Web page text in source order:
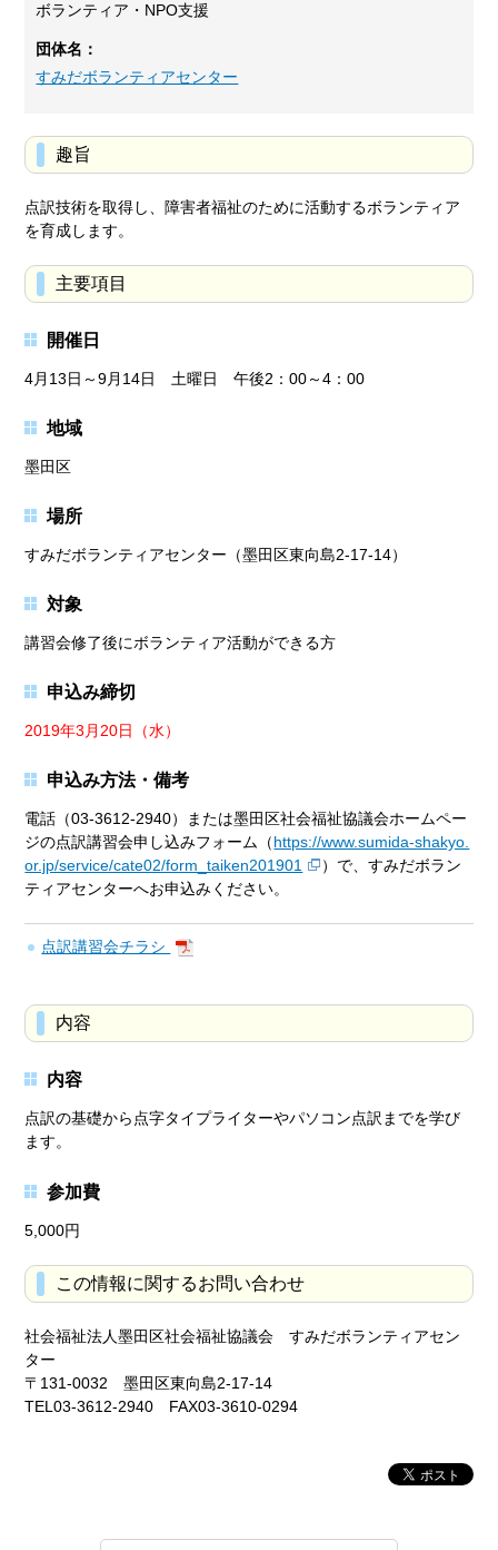
ボランティア・NPO支援
団体名：
すみだボランティアセンター
趣旨
点訳技術を取得し、障害者福祉のために活動するボランティア
を育成します。
主要項目
開催日
4月13日～9月14日 土曜日 午後2：00～4：00
地域
墨田区
場所
すみだボランティアセンター（墨田区東向島2-17-14）
対象
講習会修了後にボランティア活動ができる方
申込み締切
2019年3月20日（水）
申込み方法・備考
電話（03-3612-2940）または墨田区社会福祉協議会ホームペー
ジの点訳講習会申し込みフォーム（https://www.sumida-shakyo.
or.jp/service/cate02/form_taiken201901
）で、すみだボラン
ティアセンターへお申込みください。
点訳講習会チラシ
内容
内容
点訳の基礎から点字タイプライターやパソコン点訳までを学び
ます。
参加費
5,000円
この情報に関するお問い合わせ
社会福祉法人墨田区社会福祉協議会 すみだボランティアセン
ター
〒131-0032 墨田区東向島2-17-14
TEL03-3612-2940 FAX03-3610-0294